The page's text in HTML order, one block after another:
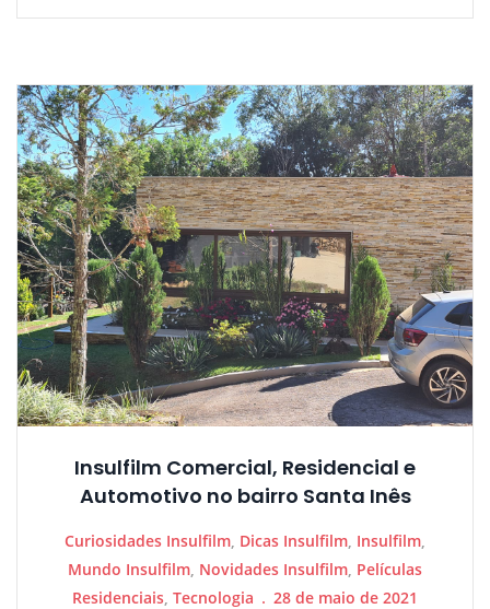
Insulfilm Comercial, Residencial e
Automotivo no bairro Santa Inês
Curiosidades Insulfilm, Dicas Insulfilm, Insulfilm,
Mundo Insulfilm, Novidades Insulfilm, Películas
Residenciais, Tecnologia 28 de maio de 2021